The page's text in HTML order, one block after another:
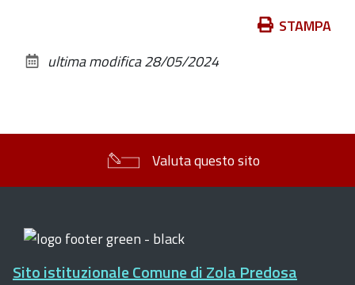
documento
STAMPA
ultima modifica28/05/2024
Valuta questo sito
Sito istituzionale Comune di Zola Predosa